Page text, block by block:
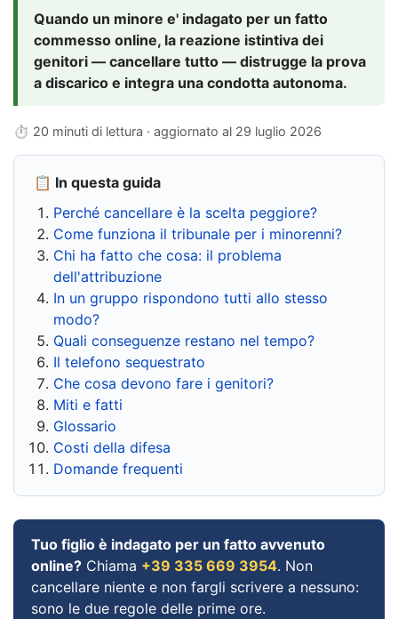
Quando un minore e' indagato per un fatto
commesso online, la reazione istintiva dei
genitori — cancellare tutto — distrugge la prova
a discarico e integra una condotta autonoma.
⏱ 20 minuti di lettura · aggiornato al 29 luglio 2026
📋 In questa guida
Perché cancellare è la scelta peggiore?
Come funziona il tribunale per i minorenni?
Chi ha fatto che cosa: il problema
dell'attribuzione
In un gruppo rispondono tutti allo stesso
modo?
Quali conseguenze restano nel tempo?
Il telefono sequestrato
Che cosa devono fare i genitori?
Miti e fatti
Glossario
Costi della difesa
Domande frequenti
Tuo figlio è indagato per un fatto avvenuto
online? Chiama +39 335 669 3954. Non
cancellare niente e non fargli scrivere a nessuno:
sono le due regole delle prime ore.